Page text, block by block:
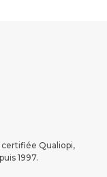
Qualiopi,
1997.